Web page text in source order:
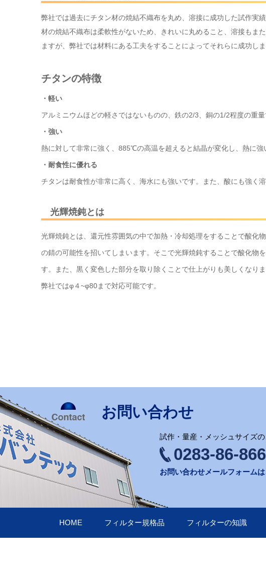
弊社では過去にチタン材の焼結不織布を丸め、溶接に成功した試作実
材の焼結不織布は柔軟性がないため、きれいに丸めること、溶接もま
ますが、弊社では材料にある工夫をすることによってそれらに成功しま
チタンの特徴
・軽い
アルミニウムほどの軽さではないものの、鉄の2/3、銅の1/2程度の重量
・強い
熱に対して非常に強く、885℃の高温を超えると結晶が変化し、熱に強
・耐食性に優れる
チタンは耐食性が非常に高く、海水にも強いです。また、酸にも強く
光輝焼鈍とは
光輝焼鈍とは、還元性雰囲気の中で加熱・冷却処理をすることで酸化
の錆の可能性を招いてしまいます。そこで光輝焼鈍することで酸化物
す。また、黒く変色した部分を取り除くことで仕上がりも美しくなりま
弊社ではφ４~φ80まで対応可能です。
お問い合わせ
試作・量産・メッシュサイズ
0283-86-
お問い合わせメールフォーム
HOME フィルター規格品 フィルターの知識